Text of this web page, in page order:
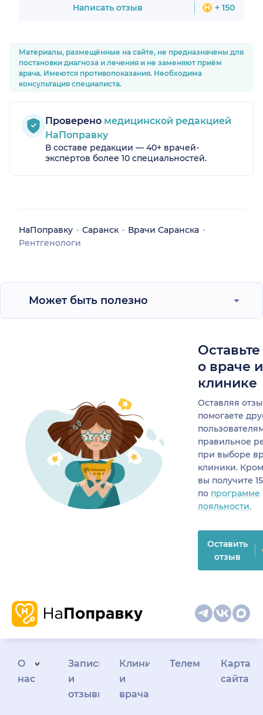
создает спокойную атмосферу,
встречаются такие специалисты,
которым действительно можно
доверять. Большое спасибо за
помощь и человеческое
внимательного специалиста.
Написать отзыв + 150
Материалы, размещённые на сайте, не предназначены для
постановки диагноза и лечения и не заменяют приём
врача. Имеются противопоказания. Необходима
консультация специалиста.
Проверено медицинской редакцией
НаПоправку
В составе редакции — 40+ врачей-
экспертов более 10 специальностей.
НаПоправку Саранск
Врачи Саранска
Рентгенологи
Может быть полезно
о враче
клинике
Оставляя
помогаете
правильное
при выборе
клиники.
вы получите
по программе
лояльности.
Оставить
отзыв
О
нас
Запись
и
отзывы
Клиникам
и
врачам
Телемедицина
Карта
сайта